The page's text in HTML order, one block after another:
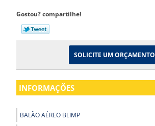
Gostou? compartilhe!
SOLICITE UM ORÇAMENTO
INFORMAÇÕES
BALÃO AÉREO BLIMP